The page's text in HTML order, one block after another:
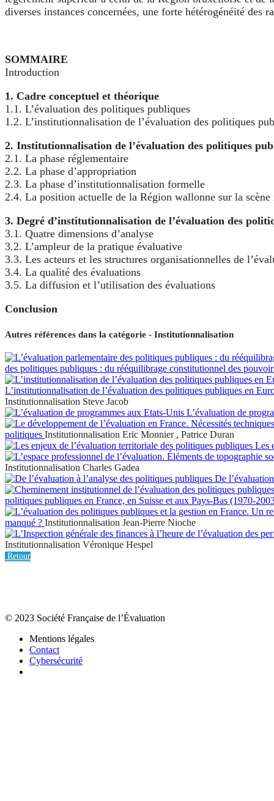
diverses instances concernées, une forte hétérogénéité
SOMMAIRE
Introduction
1. Cadre conceptuel et théorique
1.1. L’évaluation des politiques publiques
1.2. L’institutionnalisation de l’évaluation des politiques
2. Institutionnalisation de l’évaluation des politiques
2.1. La phase réglementaire
2.2. La phase d’appropriation
2.3. La phase d’institutionnalisation formelle
2.4. La position actuelle de la Région wallonne sur la
3. Degré d’institutionnalisation de l’évaluation des
3.1. Quatre dimensions d’analyse
3.2. L’ampleur de la pratique évaluative
3.3. Les acteurs et les structures organisationnelles de
3.4. La qualité des évaluations
3.5. La diffusion et l’utilisation des évaluations
Conclusion
Autres références dans la catégorie - Institutionnalisation
des politiques publiques : du rééquilibrage constitutionnel des
L’institutionnalisation de l’évaluation des politiques publiques en
Institutionnalisation Steve Jacob
L’évaluation de
politiques Institutionnalisation Eric Monnier , Patrice Duran
Les
Institutionnalisation Charles Gadea
De
politiques publiques en France, en Suisse et aux Pays-Bas (1970-
manqué ? Institutionnalisation Jean-Pierre Nioche
Institutionnalisation Véronique Hespel
Retour
© 2023 Société Française de l’Évaluation
Mentions légales
Contact
Cybersécurité